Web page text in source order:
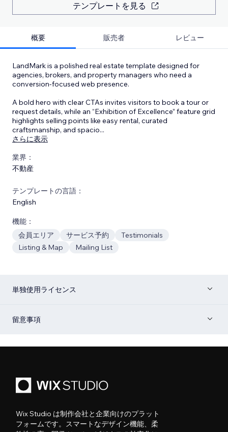
テンプレートを見る
概要 販売者 レビュー
LandMark is a polished real estate template designed for
agencies, brokers, and property managers who need a
conversion-focused web presence.
A bold hero with clear CTAs invites visitors to book a tour or
request details, while an “Exhibition of Excellence” feature grid
highlights selling points like easy rental, curated
craftsmanship, and spacio...
さらに表示
業界：
不動産
テンプレートの言語：
English
機能：
会員エリア
サービス予約
Testimonials
Listing & Map
Mailing List
単独使用ライセンス
留意事項
Wix Studio は制作会社と企業向けのプラット
フォームです。スマートなデザイン機能、柔